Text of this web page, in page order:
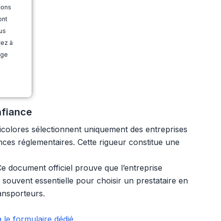
à
sélectionnent uniquement des entreprises
réglementaires. Cette rigueur constitue une
document officiel prouve que l’entreprise
essentielle pour choisir un prestataire en
le formulaire dédié